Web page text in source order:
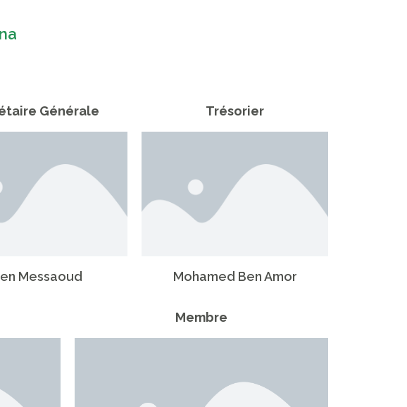
Générale
Messaoud
Trésorier
Mohamed Ben Amor
Membre